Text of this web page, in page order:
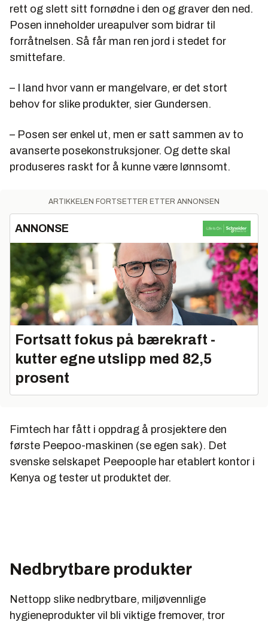
rett og slett sitt fornødne i den og graver den ned.
Posen inneholder ureapulver som bidrar til
forråtnelsen. Så får man ren jord i stedet for
smittefare.
– I land hvor vann er mangelvare, er det stort
behov for slike produkter, sier Gundersen.
– Posen ser enkel ut, men er satt sammen av to
avanserte posekonstruksjoner. Og dette skal
produseres raskt for å kunne være lønnsomt.
ARTIKKELEN FORTSETTER ETTER ANNONSEN
ANNONSE
Fortsatt fokus på bærekraft -
kutter egne utslipp med 82,5
prosent
Fimtech har fått i oppdrag å prosjektere den
første Peepoo-maskinen (se egen sak). Det
svenske selskapet Peepoople har etablert kontor i
Kenya og tester ut produktet der.
Nedbrytbare produkter
Nettopp slike nedbrytbare, miljøvennlige
hygieneprodukter vil bli viktige fremover, tror